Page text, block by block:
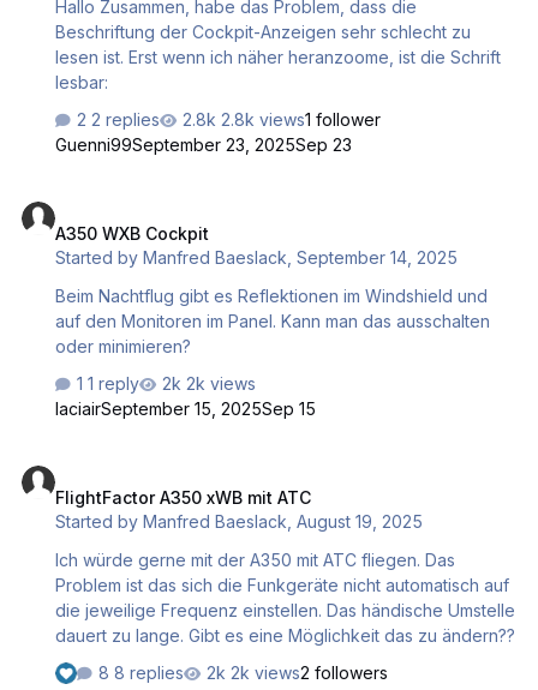
Hallo Zusammen, habe das Problem, dass die
Beschriftung der Cockpit-Anzeigen sehr schlecht zu
lesen ist. Erst wenn ich näher heranzoome, ist die Schrift
lesbar:
2 replies
2.8k views1 follower
Guenni99September 23, 2025Sep 23
A350 WXB Cockpit
Started byManfred Baeslack ,September 14, 2025
Beim Nachtflug gibt es Reflektionen im Windshield und
auf den Monitoren im Panel. Kann man das ausschalten
oder minimieren?
1 reply
2k views
laciairSeptember 15, 2025Sep 15
FlightFactor A350 xWB mit ATC
Started byManfred Baeslack ,August 19, 2025
Ich würde gerne mit der A350 mit ATC fliegen. Das
Problem ist das sich die Funkgeräte nicht automatisch auf
die jeweilige Frequenz einstellen. Das händische Umstelle
dauert zu lange. Gibt es eine Möglichkeit das zu ändern??
8 replies
2k views2 followers